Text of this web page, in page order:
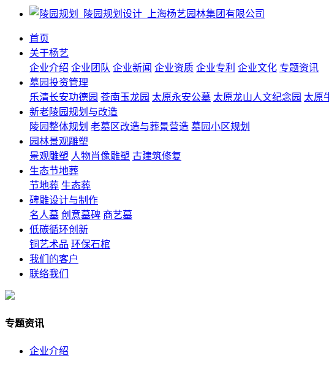
首页
关于杨艺
企业介绍 企业团队 企业新闻 企业资质 企业专利 企业文化 专题资讯
墓园投资管理
乐清长安功德园 苍南玉龙园 太原永安公墓 太原龙山人文纪念园 太原
新老陵园规划与改造
陵园整体规划 老墓区改造与葬景营造 墓园小区规划
园林景观雕塑
景观雕塑 人物肖像雕塑 古建筑修复
生态节地葬
节地葬 生态葬
碑雕设计与制作
名人墓 创意墓碑 商艺墓
低碳循环创新
铜艺术品 环保石棺
我们的客户
联络我们
专题资讯
企业介绍